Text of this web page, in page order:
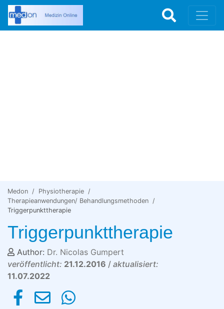
Medon
Physiotherapie
Therapieanwendungen/ Behandlungsmethoden
Triggerpunkttherapie
Triggerpunkttherapie
Author: Dr. Nicolas Gumpert
veröffentlicht: 21.12.2016 / aktualisiert:
11.07.2022